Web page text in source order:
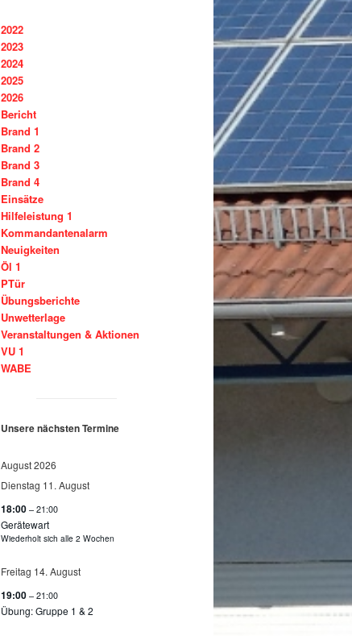
2022
2023
2024
2025
2026
Bericht
Brand 1
Brand 2
Brand 3
Brand 4
Einsätze
Hilfeleistung 1
Kommandantenalarm
Neuigkeiten
Öl 1
PTür
Übungsberichte
Unwetterlage
Veranstaltungen & Aktionen
VU 1
WABE
Unsere nächsten Termine
August 2026
Dienstag 11.August
18:00 – 21:00
Gerätewart
Wiederholt sich alle 2 Wochen
Freitag 14.August
19:00 – 21:00
Übung: Gruppe 1 & 2